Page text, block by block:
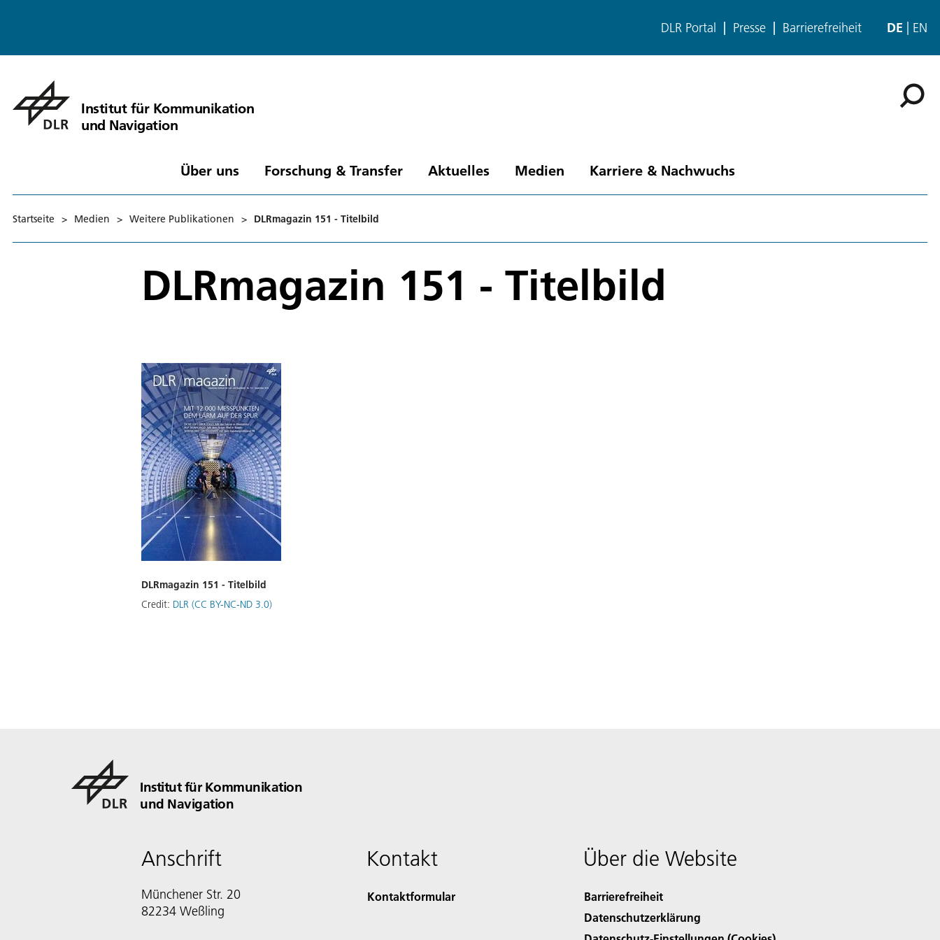
DLR Portal Presse Barrierefreiheit DE EN
Institut für Kommunikation
und Navigation
Über uns Forschung & Transfer Aktuelles Medien Karriere & Nachwuchs
Startseite > Medien > Weitere Publikationen > DLRmagazin 151 - Titelbild
DLRmagazin 151 - Titelbild
DLRmagazin 151 - Titelbild
Credit: DLR (CC BY-NC-ND 3.0)
Institut für Kommunikation
und Navigation
Anschrift
Münchener Str. 20
82234 Weßling
Kontakt
Kontaktformular
Über die Website
Barrierefreiheit
Datenschutzerklärung